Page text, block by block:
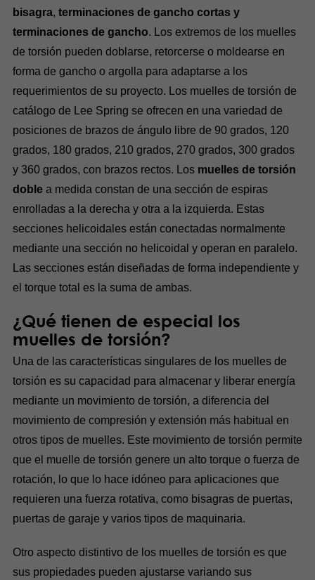
bisagra, terminaciones de gancho cortas y
terminaciones de gancho. Los extremos de los muelles
de torsión pueden doblarse, retorcerse o moldearse en
forma de gancho o argolla para adaptarse a los
requerimientos de su proyecto. Los muelles de torsión de
catálogo de Lee Spring se ofrecen en una variedad de
posiciones de brazos de ángulo libre de 90 grados, 120
grados, 180 grados, 210 grados, 270 grados, 300 grados
y 360 grados, con brazos rectos. Los muelles de torsión
doble a medida constan de una sección de espiras
enrolladas a la derecha y otra a la izquierda. Estas
secciones helicoidales están conectadas normalmente
mediante una sección no helicoidal y operan en paralelo.
Las secciones están diseñadas de forma independiente y
el torque total es la suma de ambas.
¿Qué tienen de especial los
muelles de torsión?
Una de las características singulares de los muelles de
torsión es su capacidad para almacenar y liberar energía
mediante un movimiento de torsión, a diferencia del
movimiento de compresión y extensión más habitual en
otros tipos de muelles. Este movimiento de torsión permite
que el muelle de torsión genere un alto torque o fuerza de
rotación, lo que lo hace idóneo para aplicaciones que
requieren una fuerza rotativa, como bisagras de puertas,
puertas de garaje y varios tipos de maquinaria.
Otro aspecto distintivo de los muelles de torsión es que
sus propiedades pueden ajustarse variando sus